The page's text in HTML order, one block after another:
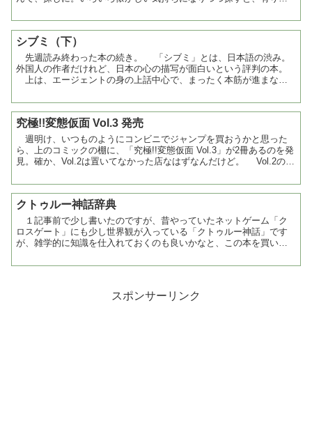
の...
シブミ（下）
先週読み終わった本の続き。 「シブミ」とは、日本語の渋み。
外国人の作者だけれど、日本の心の描写が面白いという評判の本。
上は、エージェントの身の上話中心で、まったく本筋が進まない
究極!!変態仮面 Vol.3 発売
週明け、いつものようにコンビニでジャンプを買おうかと思った
ら、上のコミックの棚に、「究極!!変態仮面 Vol.3」が2冊あるのを発
見。確か、Vol.2は置いてなかった店なはずなんだけど。 Vol.2の表
クトゥルー神話辞典
１記事前で少し書いたのですが、昔やっていたネットゲーム「ク
ロスゲート」にも少し世界観が入っている「クトゥルー神話」です
が、雑学的に知識を仕入れておくのも良いかなと、この本を買いま
スポンサーリンク